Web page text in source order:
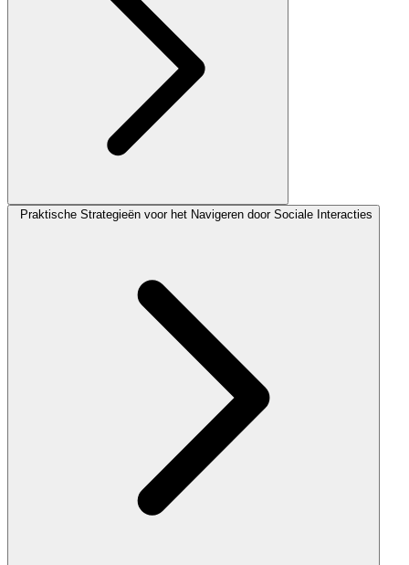
Praktische Strategieën voor het Navigeren door Sociale Interacties